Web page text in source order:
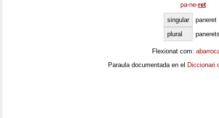
pa·ne·ret
singular
paneret
plural
Flexionat com:
Paraula documentada en el Diccionari